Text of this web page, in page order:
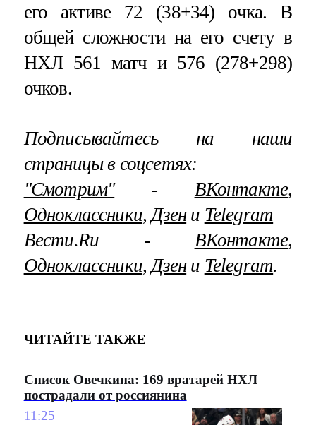
его активе 72 (38+34) очка. В
общей сложности на его счету в
НХЛ 561 матч и 576 (278+298)
очков.
Подписывайтесь на наши
страницы в соцсетях:
"Смотрим"‐ ВКонтакте,
Одноклассники, Дзени Telegram
Вести.Ru ‐ ВКонтакте,
Одноклассники, Дзени Telegram.
ЧИТАЙТЕ ТАКЖЕ
Список Овечкина: 169 вратарей НХЛ
пострадали от россиянина
11:25